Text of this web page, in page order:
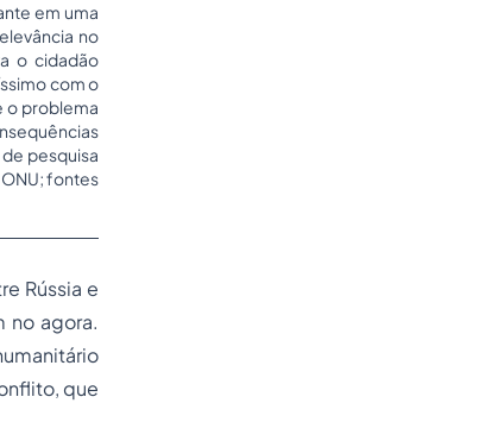
em uma
no
o cidadão
com o
o problema
pesquisa
fontes
Rússia e
no agora.
que